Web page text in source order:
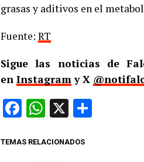
grasas y aditivos en el
Fuente: RT
Sigue las noticias de
en Instagramy X
Facebook
WhatsApp
X
TEMAS RELACIONADOS